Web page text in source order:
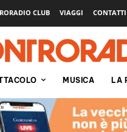
CLUB VIAGGI CONTATTI
MUSICA LA